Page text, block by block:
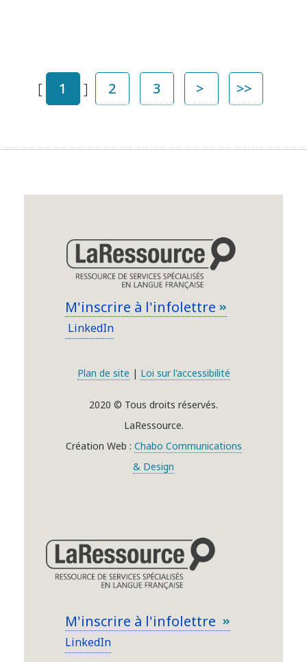
[ 1 ] 2 3 > >>
M'inscrire à l'infolettre
LinkedIn
Plan de site | Loi sur l'accessibilité
2020 © Tous droits réservés.
LaRessource.
Création Web : Chabo Communications
& Design
M'inscrire à l'infolettre
LinkedIn